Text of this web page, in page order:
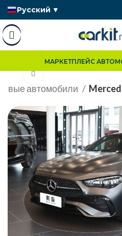
Русский ▼
МАРКЕТПЛЕЙС
автомобили